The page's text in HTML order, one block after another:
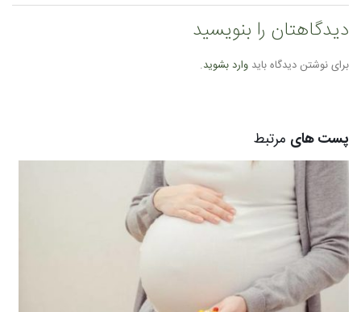
دیدگاهتان را بنویسید
برای نوشتن دیدگاه باید وارد بشوید.
پست های مرتبط